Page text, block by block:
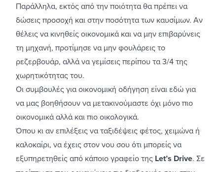
Παράλληλα, εκτός από την ποιότητα θα πρέπει να
δώσεις προσοχή και στην ποσότητα των καυσίμων. Αν
θέλεις να κινηθείς οικονομικά και να μην επιβαρύνεις
τη μηχανή, προτίμησε να μην φουλάρεις το
ρεζερβουάρ, αλλά να γεμίσεις περίπου τα 3/4 της
χωρητικότητας του.
Οι συμβουλές για οικονομική οδήγηση είναι εδώ για
να μας βοηθήσουν να μετακινούμαστε όχι μόνο πιο
οικονομικά αλλά και πιο οικολογικά.
Όπου κι αν επιλέξεις να ταξιδέψεις φέτος, χειμώνα ή
καλοκαίρι, να έχεις στον νου σου ότι μπορείς να
εξυπηρετηθείς από κάποιο γραφείο της Let’s Drive. Σε